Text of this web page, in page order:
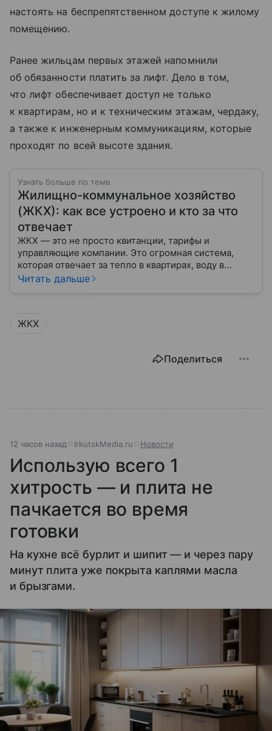
настоять на беспрепятственном доступе к жилому
помещению.
Ранее жильцам первых этажей напомнили
об обязанности платить за лифт. Дело в том,
что лифт обеспечивает доступ не только
к квартирам, но и к техническим этажам, чердаку,
а также к инженерным коммуникациям, которые
проходят по всей высоте здания.
Узнать больше по теме
Жилищно-коммунальное хозяйство
(ЖКХ): как все устроено и кто за что
отвечает
ЖКХ — это не просто квитанции, тарифы и
управляющие компании. Это огромная система,
которая отвечает за тепло в квартирах, воду в
кране, освещение улиц и чистоту во дворах.
Читать дальше
ЖКХ
Поделиться
12 часов назад IrkutskMedia.ru Новости
Использую всего 1
хитрость — и плита не
пачкается во время
готовки
На кухне всё бурлит и шипит — и через пару
минут плита уже покрыта каплями масла
и брызгами.